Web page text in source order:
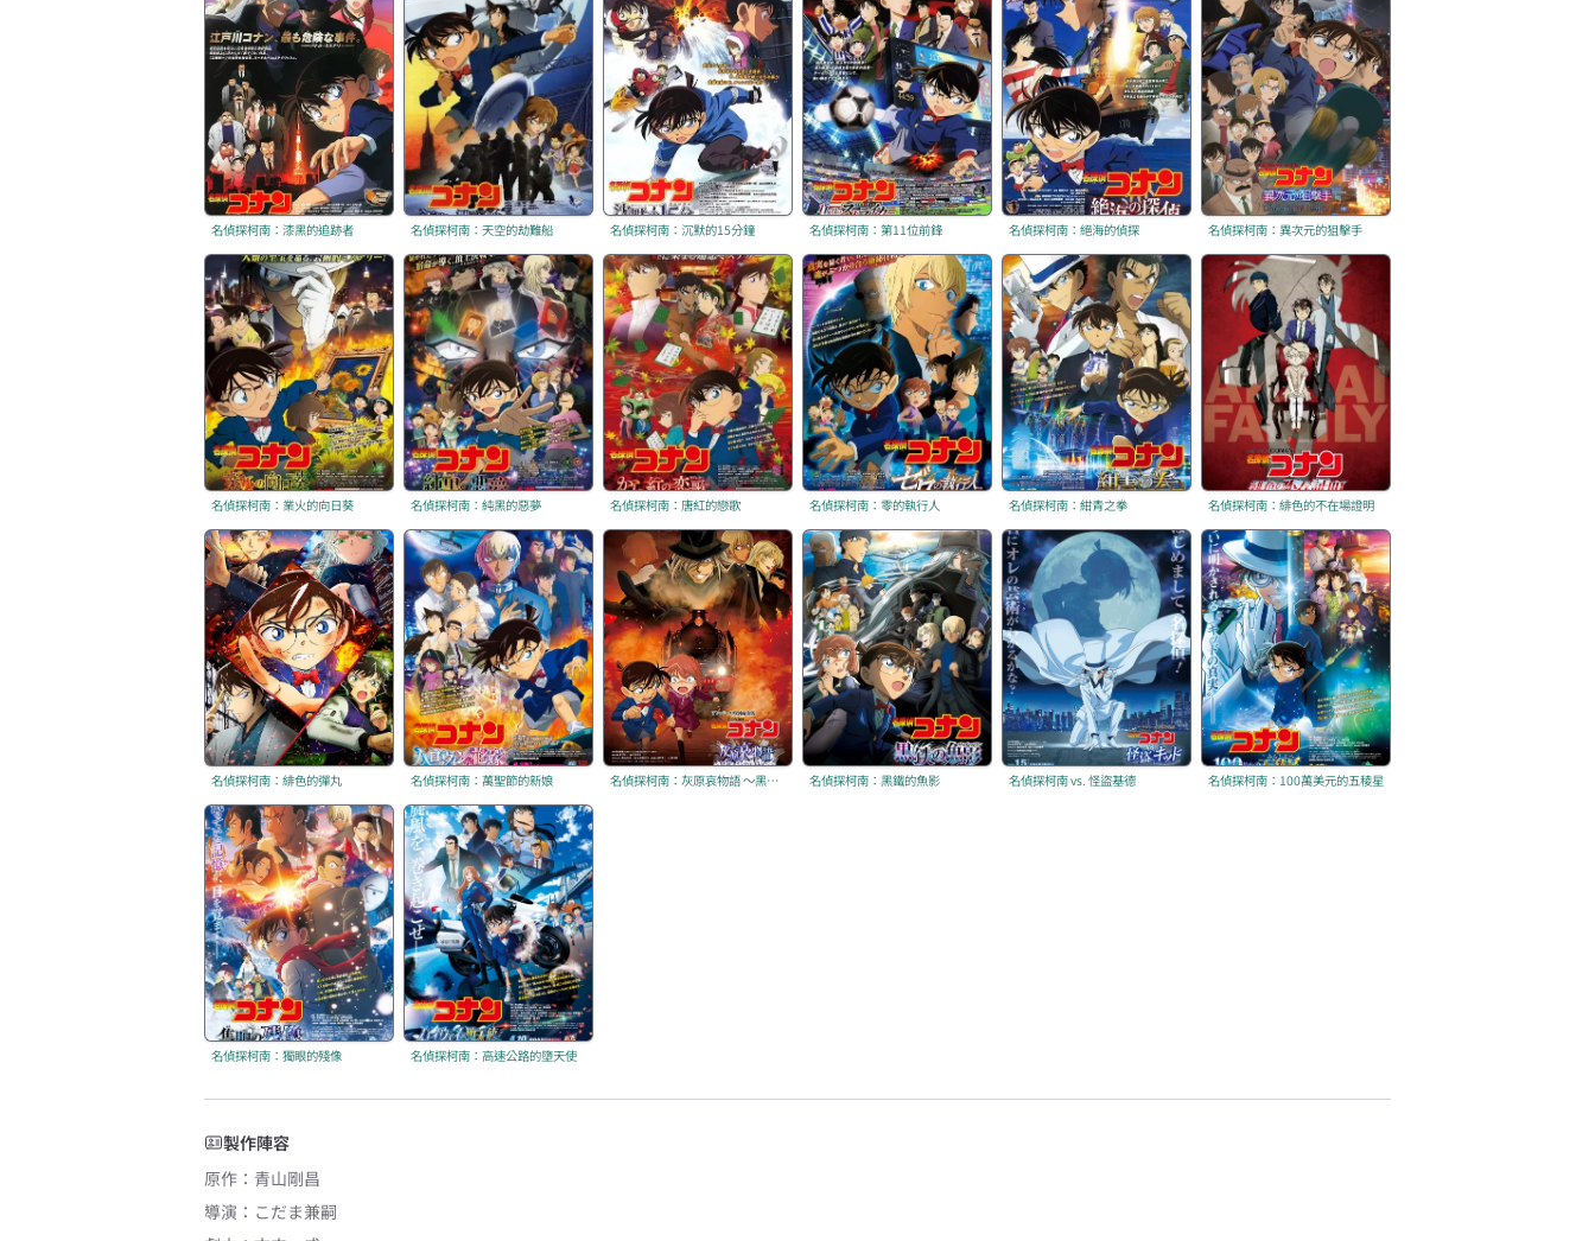
名偵探柯南：漆黑的追跡者 名偵探柯南：天空的劫難船 名偵探柯南：沉默的15分鐘 名偵探柯南：第11位前鋒 名偵探柯南：絕海的偵探 名偵探柯南：異次元的狙擊手
名偵探柯南：業火的向日葵 名偵探柯南：純黑的惡夢 名偵探柯南：唐紅的戀歌 名偵探柯南：零的執行人 名偵探柯南：紺青之拳 名偵探柯南：緋色的不在場證明
名偵探柯南：緋色的彈丸 名偵探柯南：萬聖節的新娘 名偵探柯南：灰原哀物語 ～黑鐵的神祕列車～ 名偵探柯南：黑鐵的魚影 名偵探柯南 vs. 怪盜基德 名偵探柯南：100萬美元的五稜星
名偵探柯南：獨眼的殘像 名偵探柯南：高速公路的墮天使
製作陣容
原作 ： 青山剛昌
導演 ： こだま兼嗣